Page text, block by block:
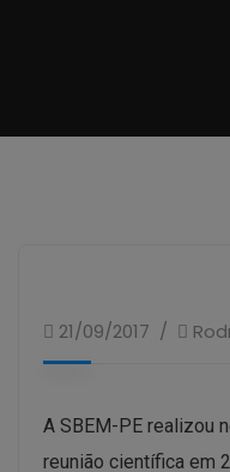
21/09/2017
A SBEM-PE realizou
reunião científica em